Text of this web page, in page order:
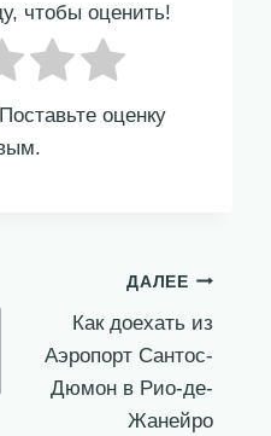
чтобы оценить!
оценку
ДАЛЕЕ
Как доехать из
Аэропорт Сантос-
Дюмон в Рио-де-
Жанейро